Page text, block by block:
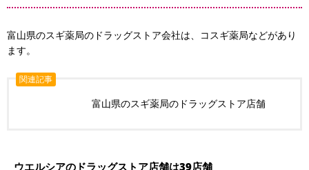
富山県のスギ薬局のドラッグストア会社は、コスギ薬局などがあり
ます。
関連記事
富山県のスギ薬局のドラッグストア店舗
ウエルシアのドラッグストア店舗は39店舗